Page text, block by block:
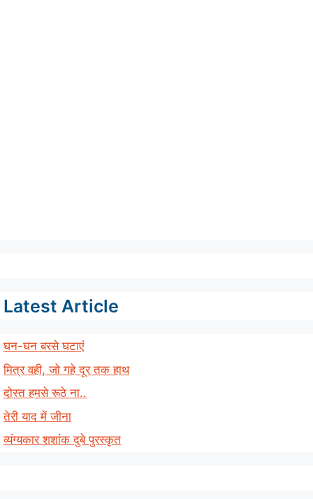
Latest Article
घन-घन बरसे घटाएं
मित्र वही, जो गहे दूर तक हाथ
दोस्त हमसे रूठे ना..
तेरी याद में जीना
व्यंग्यकार शशांक दुबे पुरस्कृत